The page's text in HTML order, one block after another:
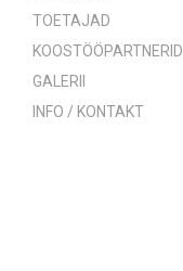
TOETAJAD
KOOSTÖÖPARTNERID
GALERII
INFO / KONTAKT